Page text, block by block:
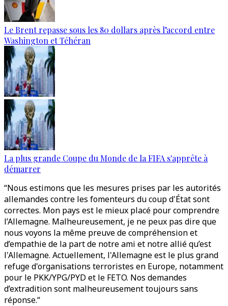
Le Brent repasse sous les 80 dollars après l’accord entre
Washington et Téhéran
La plus grande Coupe du Monde de la FIFA s'apprête à
démarrer
“Nous estimons que les mesures prises par les autorités
allemandes contre les fomenteurs du coup d'État sont
correctes. Mon pays est le mieux placé pour comprendre
l’Allemagne. Malheureusement, je ne peux pas dire que
nous voyons la même preuve de compréhension et
d’empathie de la part de notre ami et notre allié qu’est
l'Allemagne. Actuellement, l'Allemagne est le plus grand
refuge d'organisations terroristes en Europe, notamment
pour le PKK/YPG/PYD et le FETO. Nos demandes
d’extradition sont malheureusement toujours sans
réponse.“